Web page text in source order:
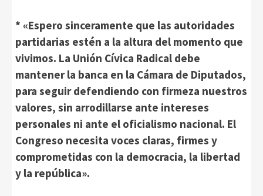
* «Espero sinceramente que las autoridades
partidarias estén a la altura del momento que
vivimos. La Unión Cívica Radical debe
mantener la banca en la Cámara de Diputados,
para seguir defendiendo con firmeza nuestros
valores, sin arrodillarse ante intereses
personales ni ante el oficialismo nacional. El
Congreso necesita voces claras, firmes y
comprometidas con la democracia, la libertad
y la república».